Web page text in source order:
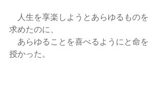
人生を享楽しようとあらゆるものを
求めたのに、
あらゆることを喜べるようにと命を
授かった。